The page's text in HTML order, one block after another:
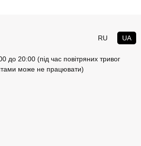
RU UA
20:00 (під час повітряних тривог
може не працювати)